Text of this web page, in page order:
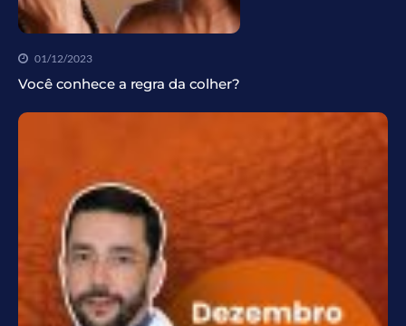
01/12/2023
Você conhece a regra da colher?